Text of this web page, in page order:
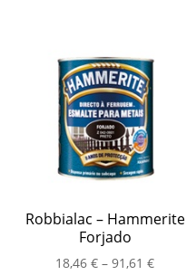
Robbialac – Hammerite
Forjado
18,46€ – 91,61€Price